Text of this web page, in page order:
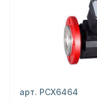
арт. РСХ6464